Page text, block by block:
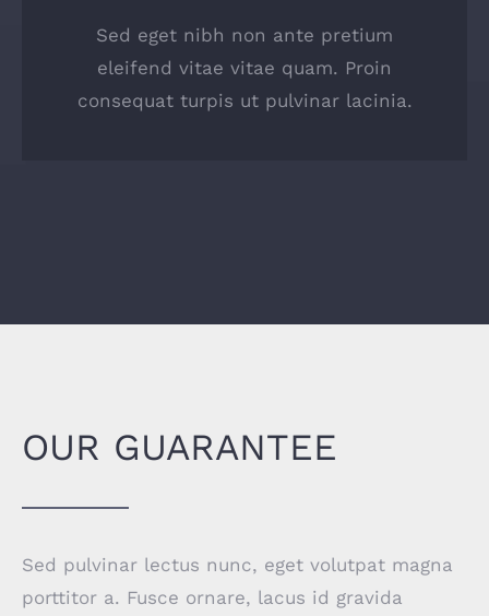
Sed eget nibh non ante pretium
eleifend vitae vitae quam. Proin
consequat turpis ut pulvinar lacinia.
OUR GUARANTEE
Sed pulvinar lectus nunc, eget volutpat magna
porttitor a. Fusce ornare, lacus id gravida